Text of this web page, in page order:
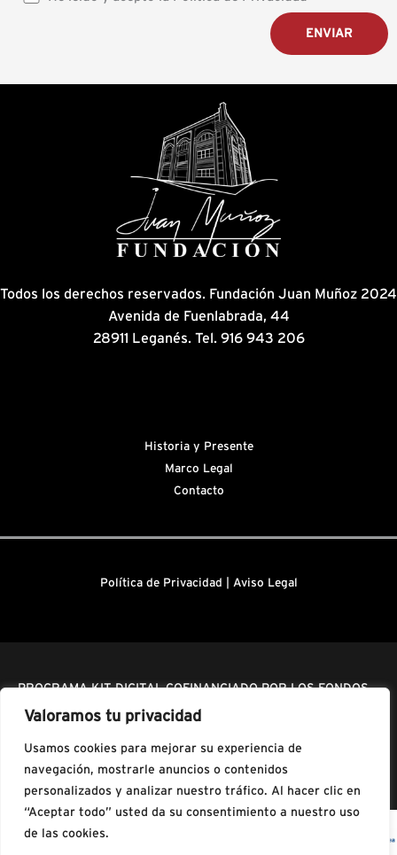
Valoramos tu privacidad
Usamos cookies para mejorar su experiencia de
navegación, mostrarle anuncios o contenidos
personalizados y analizar nuestro tráfico. Al hacer clic en
“Aceptar todo” usted da su consentimiento a nuestro uso
de las cookies.
Todos los derechos reservados. Fundación Juan Muñoz 2024
Avenida de Fuenlabrada, 44
28911 Leganés. Tel. 916 943 206
Historia y Presente
Marco Legal
Contacto
Política de Privacidad Aviso Legal
PROGRAMA KIT DIGITAL COFINANCIADO POR LOS FONDOS
NEXT GENERATION (EU) DEL MECANISMO DE